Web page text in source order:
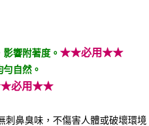
響附著度。 ★★必用★★
自然。
必用★★
鼻臭味，不傷害人體或破壞環